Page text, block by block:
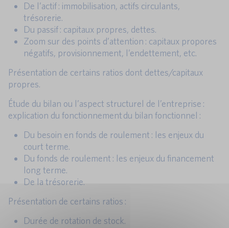
De l’actif : immobilisation, actifs circulants,
trésorerie.
Du passif : capitaux propres, dettes.
Zoom sur des points d’attention : capitaux propores
négatifs, provisionnement, l’endettement, etc.
Présentation de certains ratios dont dettes/capitaux
propres.
Étude du bilan ou l’aspect structurel de l’entreprise :
explication du fonctionnement du bilan fonctionnel :
Du besoin en fonds de roulement : les enjeux du
court terme.
Du fonds de roulement : les enjeux du financement
long terme.
De la trésorerie.
Présentation de certains ratios :
Durée de rotation de stock.